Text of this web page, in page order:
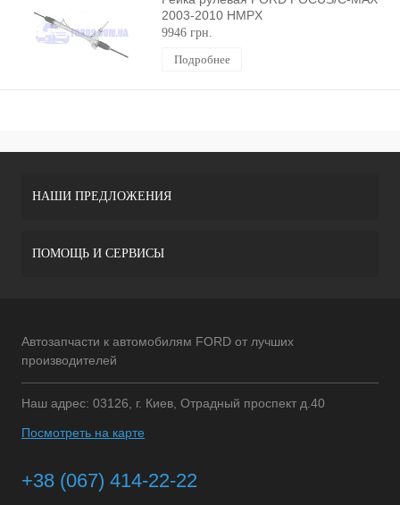
2003-2010 HMPX
9946 грн.
Подробнее
НАШИ ПРЕДЛОЖЕНИЯ
ПОМОЩЬ И СЕРВИСЫ
Автозапчасти к автомобилям FORD от лучших
производителей
Наш адрес: 03126, г. Киев, Отрадный проспект д.40
Посмотреть на карте
+38 (067) 414-22-22